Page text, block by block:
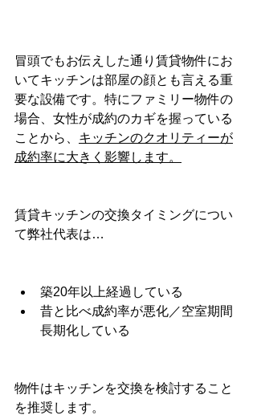
冒頭でもお伝えした通り賃貸物件にお
いてキッチンは部屋の顔とも言える重
要な設備です。特にファミリー物件の
場合、女性が成約のカギを握っている
ことから、 キッチンのクオリティーが
成約率に大きく影響します。
賃貸キッチンの交換タイミングについ
て弊社代表は…
築20年以上経過している
昔と比べ成約率が悪化／空室期間
長期化している
物件はキッチンを交換を検討すること
を推奨します。